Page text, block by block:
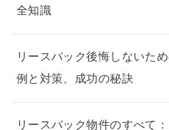
全知識
リースバック後悔しないた
例と対策、成功の秘訣
リースバック物件のすべて